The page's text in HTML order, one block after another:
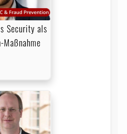
Security als
Maßnahme